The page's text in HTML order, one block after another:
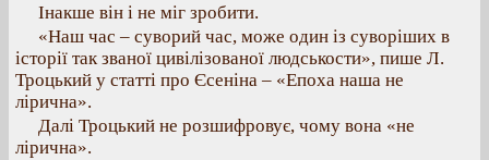
Інакше він і не міг зробити.
«Наш час – суворий час, може один із суворіших в
історії так званої цивілізованої людськости», пише Л.
Троцький у статті про Єсеніна – «Епоха наша не
лірична».
Далі Троцький не розшифровує, чому вона «не
лірична».